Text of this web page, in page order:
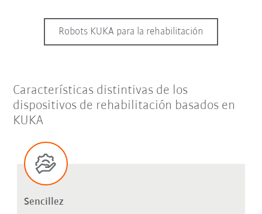
Robots KUKA para la rehabilitación
Características distintivas de los
dispositivos de rehabilitación basados en
KUKA
Sencillez